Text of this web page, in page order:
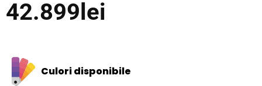
42.899lei
Culori disponibile